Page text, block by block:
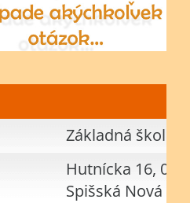
Základná škola
Hutnícka 16, 052
Spišská Nová